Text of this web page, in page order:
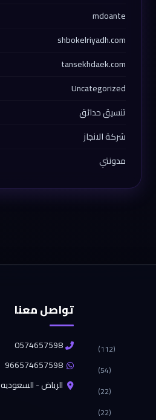
mdoante
shbokelriyadh.com
tansekhdaek.com
Uncategorized
تنسيق حدائق
شركة الانجاز
مدونتي
(112)
(54)
(22)
(22)
تواصل معنا
0574657598
966574657598
الرياض - السعوديه